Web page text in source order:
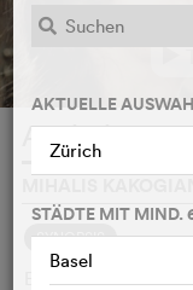
A Girl in
SYNOPSIS
Eine in schwarze
AKTUELLE
Zürich
STÄDTE MIT MIND.
Basel